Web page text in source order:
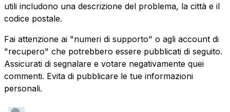
utili includono una descrizione del problema, la città e il
codice postale.
Fai attenzione ai "numeri di supporto" o agli account di
"recupero" che potrebbero essere pubblicati di seguito.
Assicurati di segnalare e votare negativamente quei
commenti. Evita di pubblicare le tue informazioni
personali.